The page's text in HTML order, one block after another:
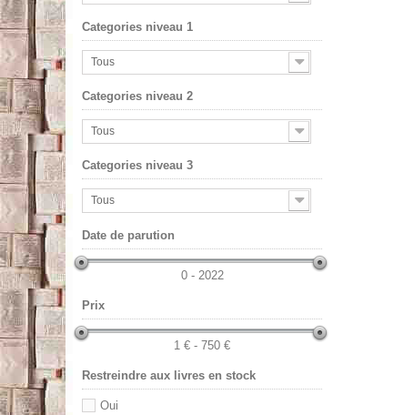
Categories niveau 1
Tous
Categories niveau 2
Tous
Categories niveau 3
Tous
Date de parution
0 - 2022
Prix
1 € - 750 €
Restreindre aux livres en stock
Oui